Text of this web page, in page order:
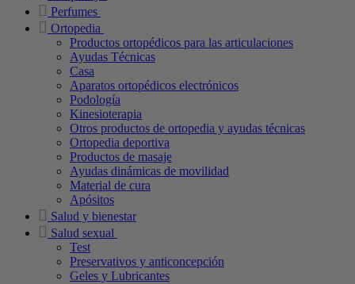
Perfumes
Ortopedia
Productos ortopédicos para las articulaciones
Ayudas Técnicas
Casa
Aparatos ortopédicos electrónicos
Podología
Kinesioterapia
Otros productos de ortopedia y ayudas técnicas
Ortopedia deportiva
Productos de masaje
Ayudas dinámicas de movilidad
Material de cura
Apósitos
Salud y bienestar
Salud sexual
Test
Preservativos y anticoncepción
Geles y Lubricantes